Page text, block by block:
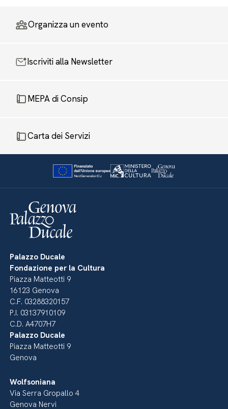
Organizza un evento
Iscriviti alla Newsletter
MEPA di Consip
Carta dei Servizi
Palazzo Ducale
Fondazione per la Cultura
Piazza Matteotti 9
16123 Genova
C.F. 03288320157
P.I. 03137910109
C.D. A4707H7
Palazzo Ducale
Piazza Matteotti 9
Genova
Wolfsoniana
Via Serra Gropallo 4
Genova Nervi